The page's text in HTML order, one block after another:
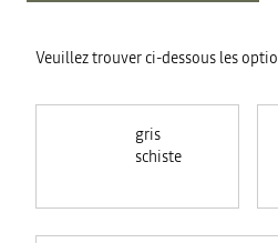
Veuillez trouver ci-dessous les
gris
schiste